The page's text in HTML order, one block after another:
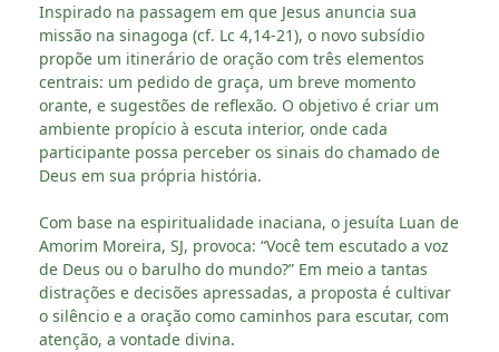
Inspirado na passagem em que Jesus anuncia sua
missão na sinagoga (cf. Lc 4,14-21), o novo subsídio
propõe um itinerário de oração com três elementos
centrais: um pedido de graça, um breve momento
orante, e sugestões de reflexão. O objetivo é criar um
ambiente propício à escuta interior, onde cada
participante possa perceber os sinais do chamado de
Deus em sua própria história.
Com base na espiritualidade inaciana, o jesuíta Luan de
Amorim Moreira, SJ, provoca: “Você tem escutado a voz
de Deus ou o barulho do mundo?” Em meio a tantas
distrações e decisões apressadas, a proposta é cultivar
o silêncio e a oração como caminhos para escutar, com
atenção, a vontade divina.